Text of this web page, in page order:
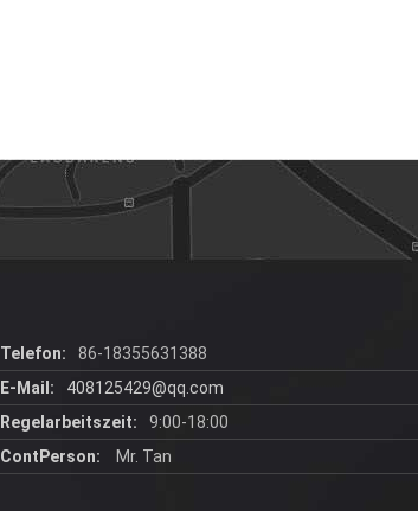
Telefon:
86-18355631388
E-Mail:
408125429@qq.com
Regelarbeitszeit:
9:00-18:00
ContPerson:
Mr. Tan